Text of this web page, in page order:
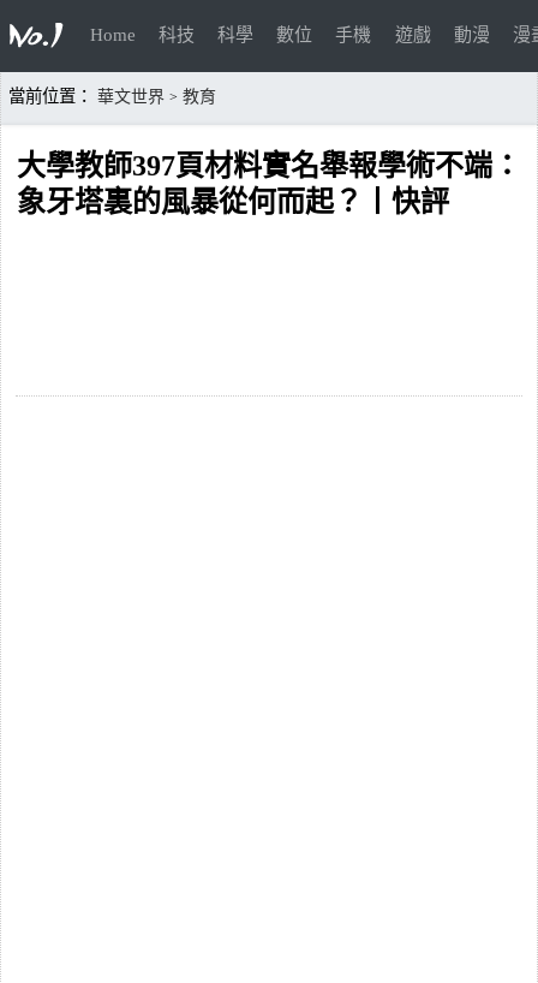
Home 科技 科學 數位 手機 遊戲 動漫 漫
當前位置： 華文世界 > 教育
大學教師397頁材料實名舉報學術不端：
象牙塔裏的風暴從何而起？丨快評